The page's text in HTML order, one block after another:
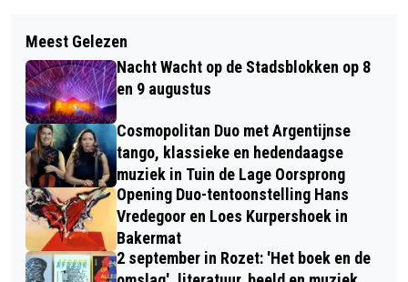
WATERSCHAP VALLEI EN VELUWE
STELT ONTTREKKINGSVERBOD
OPPERVLAKTEWATER IN
GRATIS CURSUS: AAN DE SLAG MET
EEN LEVENDE TUIN
Meest Gelezen
Nacht Wacht op de Stadsblokken op 8
en 9 augustus
Cosmopolitan Duo met Argentijnse
tango, klassieke en hedendaagse
muziek in Tuin de Lage Oorsprong
Opening Duo-tentoonstelling Hans
Vredegoor en Loes Kurpershoek in
Bakermat
2 september in Rozet: 'Het boek en de